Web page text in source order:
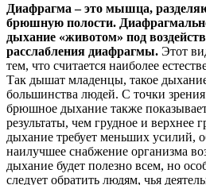
Диафрагма – это мышца,
брюшную полости.
дыхание «животом» под
расслабления диафрагмы. Этот
тем, что считается наиболее
Так дышат младенцы, такое
большинства людей. С точки
брюшное дыхание также
результаты, чем грудное и верхнее
дыхание требует меньших усилий,
наилучшее снабжение организма
дыхание будет полезно всем, но
следует обратить людям, чья